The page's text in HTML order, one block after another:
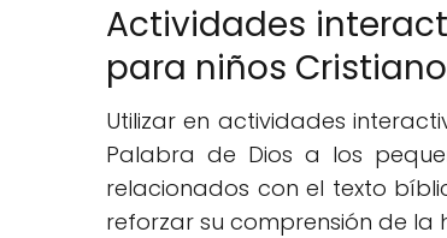
Actividades
para niños
Utilizar en actividades
Palabra de Dios a los
relacionados con el texto
reforzar su comprensión de la